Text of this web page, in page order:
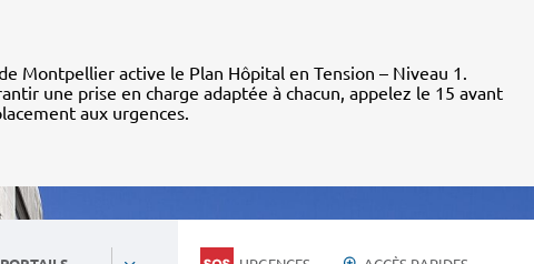
Montpellier active le Plan Hôpital en Tension – Niveau 1.
une prise en charge adaptée à chacun, appelez le 15 avant
aux urgences.